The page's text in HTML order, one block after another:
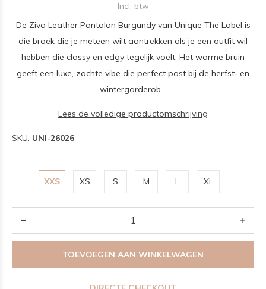
Incl. btw
De Ziva Leather Pantalon Burgundy van Unique The Label is
die broek die je meteen wilt aantrekken als je een outfit wil
hebben die classy en edgy tegelijk voelt. Het warme bruin
geeft een luxe, zachte vibe die perfect past bij de herfst‑ en
wintergarderob...
Lees de volledige productomschrijving
SKU: UNI-26026
XXS XS S M L XL
TOEVOEGEN AAN WINKELWAGEN